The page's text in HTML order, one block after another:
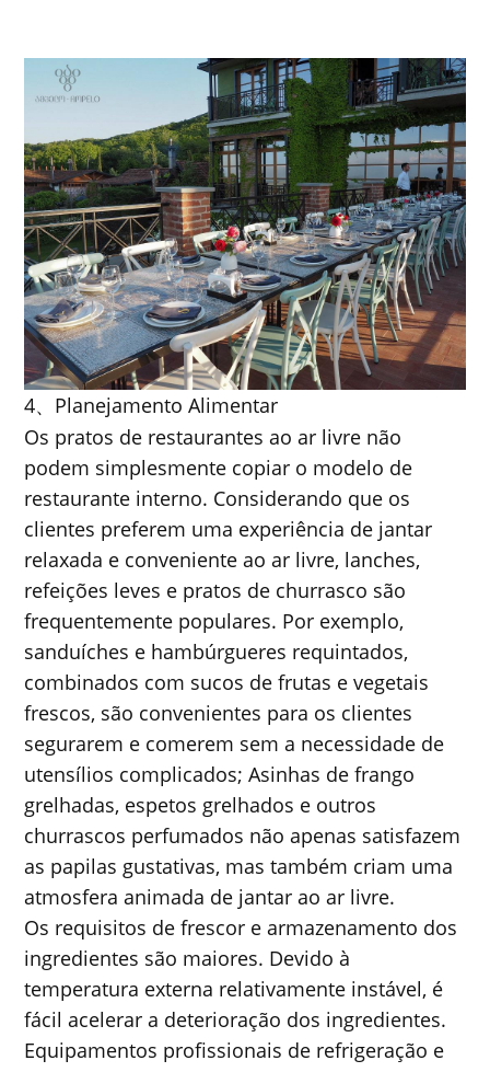
4、 Planejamento Alimentar
Os pratos de restaurantes ao ar livre não
podem simplesmente copiar o modelo de
restaurante interno. Considerando que os
clientes preferem uma experiência de jantar
relaxada e conveniente ao ar livre, lanches,
refeições leves e pratos de churrasco são
frequentemente populares. Por exemplo,
sanduíches e hambúrgueres requintados,
combinados com sucos de frutas e vegetais
frescos, são convenientes para os clientes
segurarem e comerem sem a necessidade de
utensílios complicados; Asinhas de frango
grelhadas, espetos grelhados e outros
churrascos perfumados não apenas satisfazem
as papilas gustativas, mas também criam uma
atmosfera animada de jantar ao ar livre.
Os requisitos de frescor e armazenamento dos
ingredientes são maiores. Devido à
temperatura externa relativamente instável, é
fácil acelerar a deterioração dos ingredientes.
Equipamentos profissionais de refrigeração e